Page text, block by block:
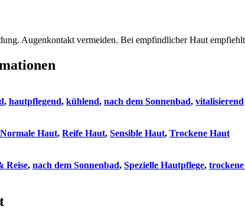
Augenkontakt vermeiden. Bei empfindlicher Haut
, hautpflegend, kühlend, nach dem Sonnenbad, vitalisierend
Normale Haut, Reife Haut, Sensible Haut, Trockene Haut
Reise, nach dem Sonnenbad, Spezielle Hautpflege,